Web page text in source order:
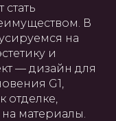
В
на
и
— дизайн для
G1,
отделке,
материалы.